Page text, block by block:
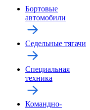
Бортовые
автомобили
Седельные тягачи
Специальная
техника
Командно-